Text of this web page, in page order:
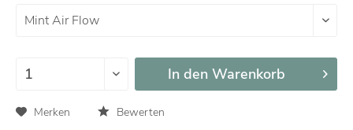
In den Warenkorb
Merken Bewerten